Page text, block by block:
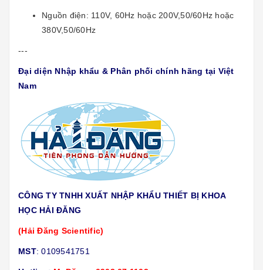
Nguồn điện: 110V, 60Hz hoặc 200V,50/60Hz hoặc
380V,50/60Hz
---
Đại diện Nhập khẩu & Phân phối chính hãng tại Việt
Nam
CÔNG TY TNHH XUẤT NHẬP KHẨU THIẾT BỊ KHOA
HỌC HẢI ĐĂNG
(Hải Đăng Scientific)
MST: 0109541751